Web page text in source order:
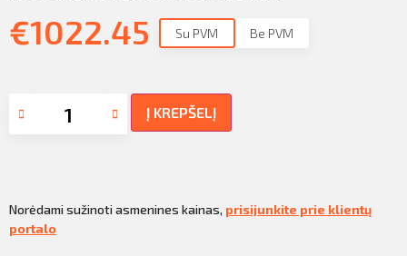
€1022.45 Su PVM Be PVM
Į KREPŠELĮ
Norėdami sužinoti asmenines kainas, prisijunkite prie klientų
portalo